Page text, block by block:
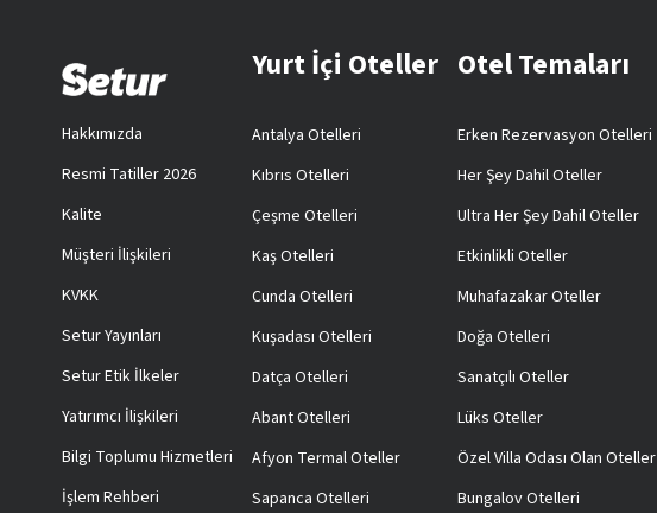
Hakkımızda
Resmi Tatiller 2026
Kalite
Müşteri İlişkileri
KVKK
Setur Yayınları
Setur Etik İlkeler
Yatırımcı İlişkileri
Bilgi Toplumu Hizmetleri
İşlem Rehberi
Yurt İçi Oteller
Antalya Otelleri
Kıbrıs Otelleri
Çeşme Otelleri
Kaş Otelleri
Cunda Otelleri
Kuşadası Otelleri
Datça Otelleri
Abant Otelleri
Afyon Termal Oteller
Sapanca Otelleri
Otel Temaları
Erken Rezervasyon Otelleri
Her Şey Dahil Oteller
Ultra Her Şey Dahil Oteller
Etkinlikli Oteller
Muhafazakar Oteller
Doğa Otelleri
Sanatçılı Oteller
Lüks Oteller
Özel Villa Odası Olan Oteller
Bungalov Otelleri